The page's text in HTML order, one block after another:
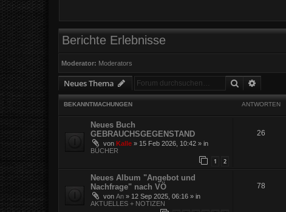
Berichte Erlebnisse
Moderator: Moderators
Neues Thema Suche
BEKANNTMACHUNGEN ANTWORTEN
Neues Buch
GEBRAUCHSGEGENSTAND
von Kalle » 15 Feb 2026, 10:42 » in
BÜCHER
1 2
26
Neues Album "Angebot und
Nachfrage" nach VÖ
von An » 12 Sep 2025, 06:16 » in
AKTUELLES + NOTIZEN
78